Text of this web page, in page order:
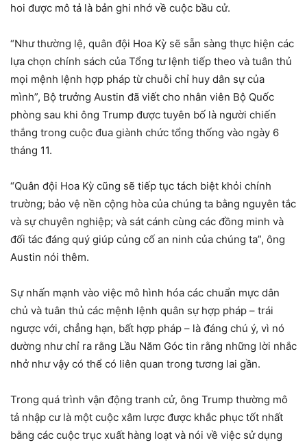
hoi được mô tả là bản ghi nhớ về cuộc bầu cử.
“Như thường lệ, quân đội Hoa Kỳ sẽ sẵn sàng thực hiện các
lựa chọn chính sách của Tổng tư lệnh tiếp theo và tuân thủ
mọi mệnh lệnh hợp pháp từ chuỗi chỉ huy dân sự của
mình”, Bộ trưởng Austin đã viết cho nhân viên Bộ Quốc
phòng sau khi ông Trump được tuyên bố là người chiến
thắng trong cuộc đua giành chức tổng thống vào ngày 6
tháng 11.
“Quân đội Hoa Kỳ cũng sẽ tiếp tục tách biệt khỏi chính
trường; bảo vệ nền cộng hòa của chúng ta bằng nguyên tắc
và sự chuyên nghiệp; và sát cánh cùng các đồng minh và
đối tác đáng quý giúp củng cố an ninh của chúng ta”, ông
Austin nói thêm.
Sự nhấn mạnh vào việc mô hình hóa các chuẩn mực dân
chủ và tuân thủ các mệnh lệnh quân sự hợp pháp – trái
ngược với, chẳng hạn, bất hợp pháp – là đáng chú ý, vì nó
dường như chỉ ra rằng Lầu Năm Góc tin rằng những lời nhắc
nhở như vậy có thể có liên quan trong tương lai gần.
Trong quá trình vận động tranh cử, ông Trump thường mô
tả nhập cư là một cuộc xâm lược được khắc phục tốt nhất
bằng các cuộc trục xuất hàng loạt và nói về việc sử dụng